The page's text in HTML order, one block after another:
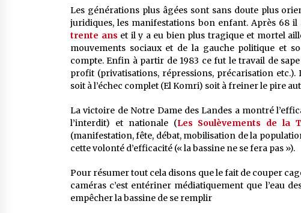
Les générations plus âgées sont sans doute plus
juridiques, les manifestations bon enfant. Après 68
trente ans et il y a eu bien plus tragique et mortel
mouvements sociaux et de la gauche politique et
compte. Enfin à partir de 1983 ce fut le travail de
profit (privatisations, répressions, précarisation
soit à l’échec complet (El Komri) soit à freiner le pire
La victoire de Notre Dame des Landes a montré
l’interdit) et nationale (Les Soulèvements de la
(manifestation, fête, débat, mobilisation de la
cette volonté d’efficacité (« la bassine ne se fera pas »).
Pour résumer tout cela disons que le fait de couper
caméras c’est entériner médiatiquement que l’eau
empêcher la bassine de se remplir